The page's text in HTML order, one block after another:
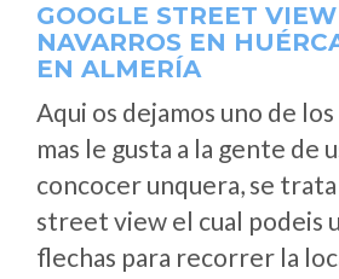
GOOGLE STREET
NAVARROS EN
EN ALMERÍA
Aqui os dejamos uno de
mas le gusta a la gente de
concocer unquera, se trata
street view el cual podeis
flechas para recorrer la